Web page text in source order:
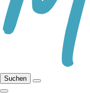
Suchen